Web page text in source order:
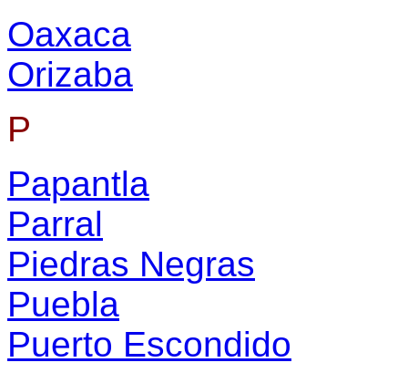
Oaxaca
Orizaba
P
Papantla
Parral
Piedras Negras
Puebla
Puerto Escondido